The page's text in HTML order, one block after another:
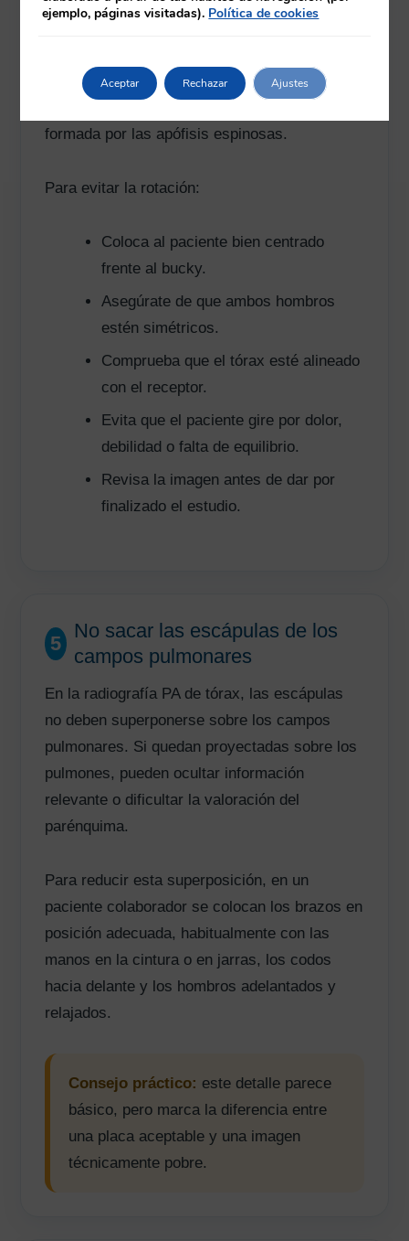
clavículas deben quedar aproximadamente
formada por las apófisis espinosas.
Para evitar la rotación:
Coloca al paciente bien centrado
frente al bucky.
Asegúrate de que ambos hombros
estén simétricos.
Comprueba que el tórax esté alineado
con el receptor.
Evita que el paciente gire por dolor,
debilidad o falta de equilibrio.
Revisa la imagen antes de dar por
finalizado el estudio.
5
No sacar las escápulas de los
campos pulmonares
En la radiografía PA de tórax, las escápulas
no deben superponerse sobre los campos
pulmonares. Si quedan proyectadas sobre los
pulmones, pueden ocultar información
relevante o dificultar la valoración del
parénquima.
Para reducir esta superposición, en un
paciente colaborador se colocan los brazos en
posición adecuada, habitualmente con las
manos en la cintura o en jarras, los codos
hacia delante y los hombros adelantados y
relajados.
Consejo práctico: este detalle parece
básico, pero marca la diferencia entre
una placa aceptable y una imagen
técnicamente pobre.
ejemplo, páginas visitadas). Política de cookies
Aceptar Rechazar Ajustes